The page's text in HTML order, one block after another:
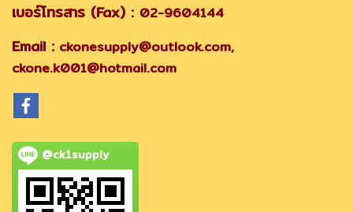
เบอร์โทรสาร (Fax) : 02-9604144
Email : ckonesupply@outlook.com,
ckone.k001@hotmail.com
@ck1supply